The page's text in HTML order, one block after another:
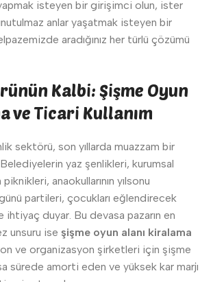
isteyen bir girişimci olun, ister
anlar yaşatmak isteyen bir
aradığınız her türlü çözümü
Kalbi: Şişme Oyun
ve Ticari Kullanım
sektörü, son yıllarda muazzam bir
yaz şenlikleri, kurumsal
anaokullarının yılsonu
partileri, çocukları eğlendirecek
ihtiyaç duyar. Bu devasa pazarın en
unsuru ise şişme oyun alanı kiralama
ve organizasyon şirketleri için şişme
sürede amorti eden ve yüksek kar marjı